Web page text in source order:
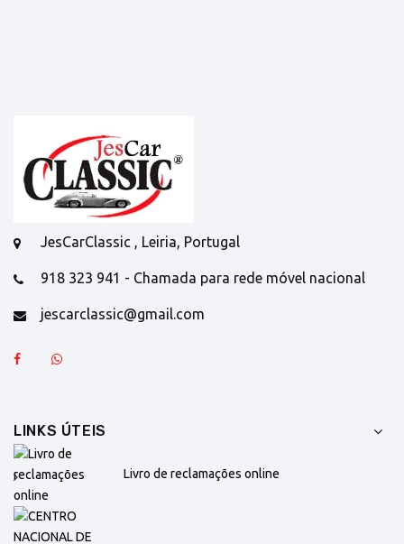
JesCarClassic , Leiria, Portugal
918 323 941 - Chamada para rede móvel nacional
jescarclassic@gmail.com
LINKS ÚTEIS
Livro de reclamações online